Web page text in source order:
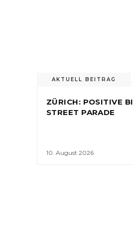
AKTUELL BEITRAG
ZÜRICH: POSITIVE
STREET PARADE
10. August 2026